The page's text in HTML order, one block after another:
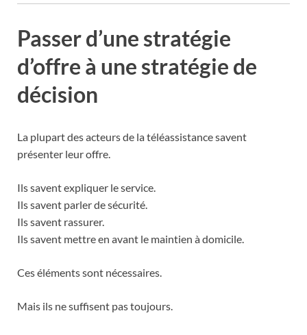
Passer d’une stratégie
d’offre à une stratégie de
décision
La plupart des acteurs de la téléassistance savent
présenter leur offre.
Ils savent expliquer le service.
Ils savent parler de sécurité.
Ils savent rassurer.
Ils savent mettre en avant le maintien à domicile.
Ces éléments sont nécessaires.
Mais ils ne suffisent pas toujours.